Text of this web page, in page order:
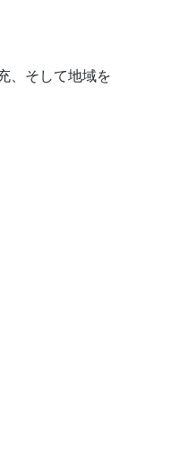
、そして地域を